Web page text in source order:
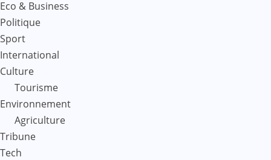
Eco & Business
Politique
Sport
International
Culture
Tourisme
Environnement
Agriculture
Tribune
Tech